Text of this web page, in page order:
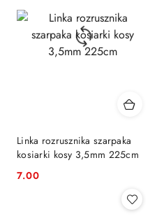
Linka rozrusznika szarpaka
kosiarki kosy 3,5mm 225cm
Cena:
7.00